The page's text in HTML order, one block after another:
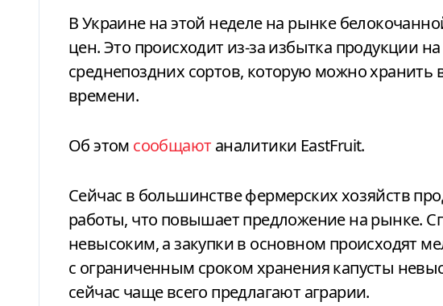
В Украине на этой неделе на рынке белокочанной капусты заметно снижение
цен. Это происходит из-за избытка продукции
среднепоздних сортов, которую можно хранить
времени.
Об этом сообщают аналитики EastFruit.
Сейчас в большинстве фермерских хозяйств
работы, что повышает предложение на рынке.
невысоким, а закупки в основном происходят
с ограниченным сроком хранения капусты
сейчас чаще всего предлагают аграрии.